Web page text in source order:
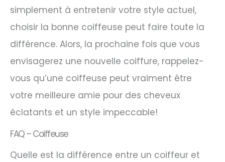
simplement à entretenir votre style actuel,
choisir la bonne coiffeuse peut faire toute la
différence. Alors, la prochaine fois que vous
envisagerez une nouvelle coiffure, rappelez-
vous qu’une coiffeuse peut vraiment être
votre meilleure amie pour des cheveux
éclatants et un style impeccable!
FAQ – Coiffeuse
Quelle est la différence entre un coiffeur et